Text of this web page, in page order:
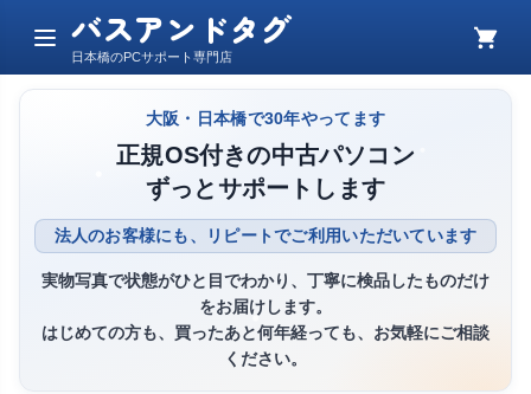
メ
ュ
バスアンドタグ
日本橋のPCサポート専門店
カ
ト
大阪・日本橋で30年やってます
正規OS付きの中古パソコン
ずっとサポートします
法人のお客様にも、リピートでご利用いただいています
実物写真で状態がひと目でわかり、丁寧に検品したものだけ
をお届けします。
はじめての方も、買ったあと何年経っても、お気軽にご相談
ください。